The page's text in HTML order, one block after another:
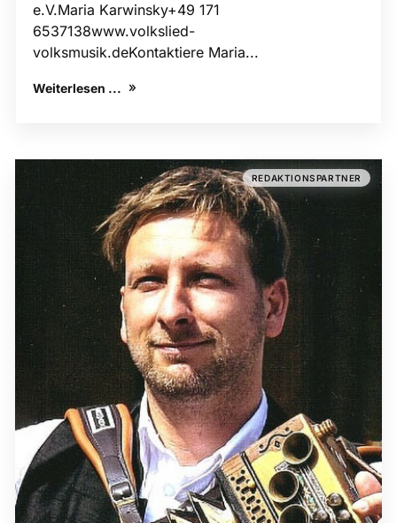
e.V.Maria Karwinsky+49 171
6537138www.volkslied-​
volksmusik.deKontaktiere Maria...
Weiterlesen ...
REDAKTIONSPARTNER